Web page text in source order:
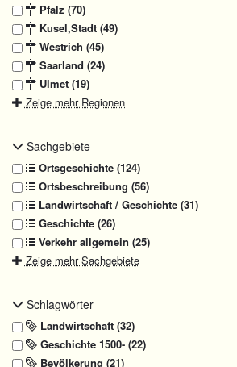
Pfalz (70)
Kusel,Stadt (49)
Westrich (45)
Saarland (24)
Ulmet (19)
Zeige mehr Regionen
Sachgebiete
Ortsgeschichte (124)
Ortsbeschreibung (56)
Landwirtschaft / Geschichte (31)
Geschichte (26)
Verkehr allgemein (25)
Zeige mehr Sachgebiete
Schlagwörter
Landwirtschaft (32)
Geschichte 1500- (22)
Bevölkerung (21)